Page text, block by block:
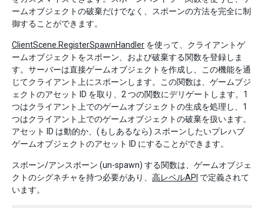
ームオブジェクトの破棄だけでなく、スポーンの方法を完全に制
御することができます。
ClientScene.RegisterSpawnHandler を使って、クライアントゲ
ームオブジェクトをスポーン、および破棄する関数を登録しま
す。サーバーは直接ゲームオブジェクトを作成し、この機能を通
じてクライアント上にスポーンします。この関数は、ゲームブジ
ェクトのアセット ID を取り、2 つの関数にデリゲートします。1
つはクライアント上でのゲームオブジェクトの生成を処理し、1
つはクライアント上でのゲームオブジェクトの破棄を扱います。
アセット ID は動的か、(もしあるなら) スポーンしたいプレハブ
ゲームオブジェクトのアセット ID にすることができます。
スポーン/アンスポーン (un-spawn) する関数は、ゲームオブジェ
クトのシグネチャを持つ必要があり、 高レベルAPI で定義されて
います。